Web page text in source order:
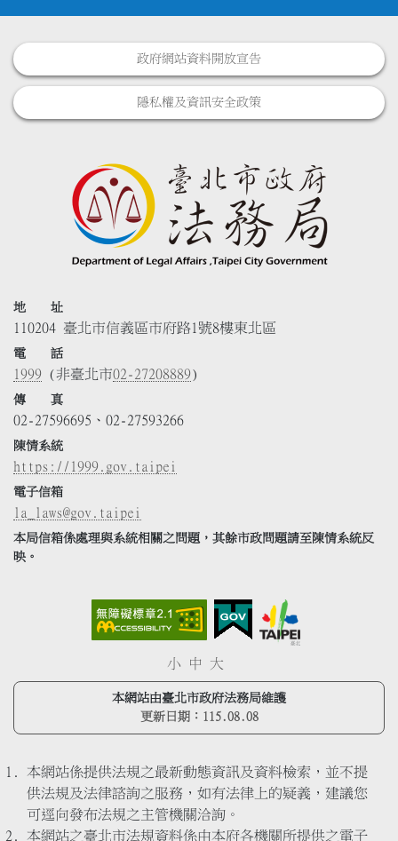
政府網站資料開放宣告
隱私權及資訊安全政策
地 址
110204 臺北市信義區市府路1號8樓東北區
電 話
1999 (非臺北市02-27208889)
傳 真
02-27596695、02-27593266
陳情系統
https://1999.gov.taipei
電子信箱
la_laws@gov.taipei
本局信箱係處理與系統相關之問題，其餘市政問題請至陳情系統反
映。
小 中 大
本網站由臺北市政府法務局維護
更新日期： 115.08.08
本網站係提供法規之最新動態資訊及資料檢索，並不提
供法規及法律諮詢之服務，如有法律上的疑義，建議您
可逕向發布法規之主管機關洽詢。
本網站之臺北市法規資料係由本府各機關所提供之電子